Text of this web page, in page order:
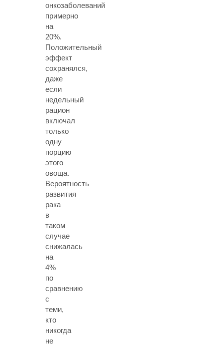
онкозаболеваний
примерно
на
20%.
Положительный
эффект
сохранялся,
даже
если
недельный
рацион
включал
только
одну
порцию
этого
овоща.
Вероятность
развития
рака
в
таком
случае
снижалась
на
4%
по
сравнению
с
теми,
кто
никогда
не